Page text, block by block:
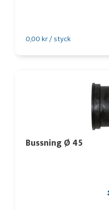
0,00 kr / styck
Bussning Ø 45